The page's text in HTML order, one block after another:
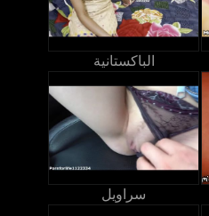
الباكستانية
سراويل